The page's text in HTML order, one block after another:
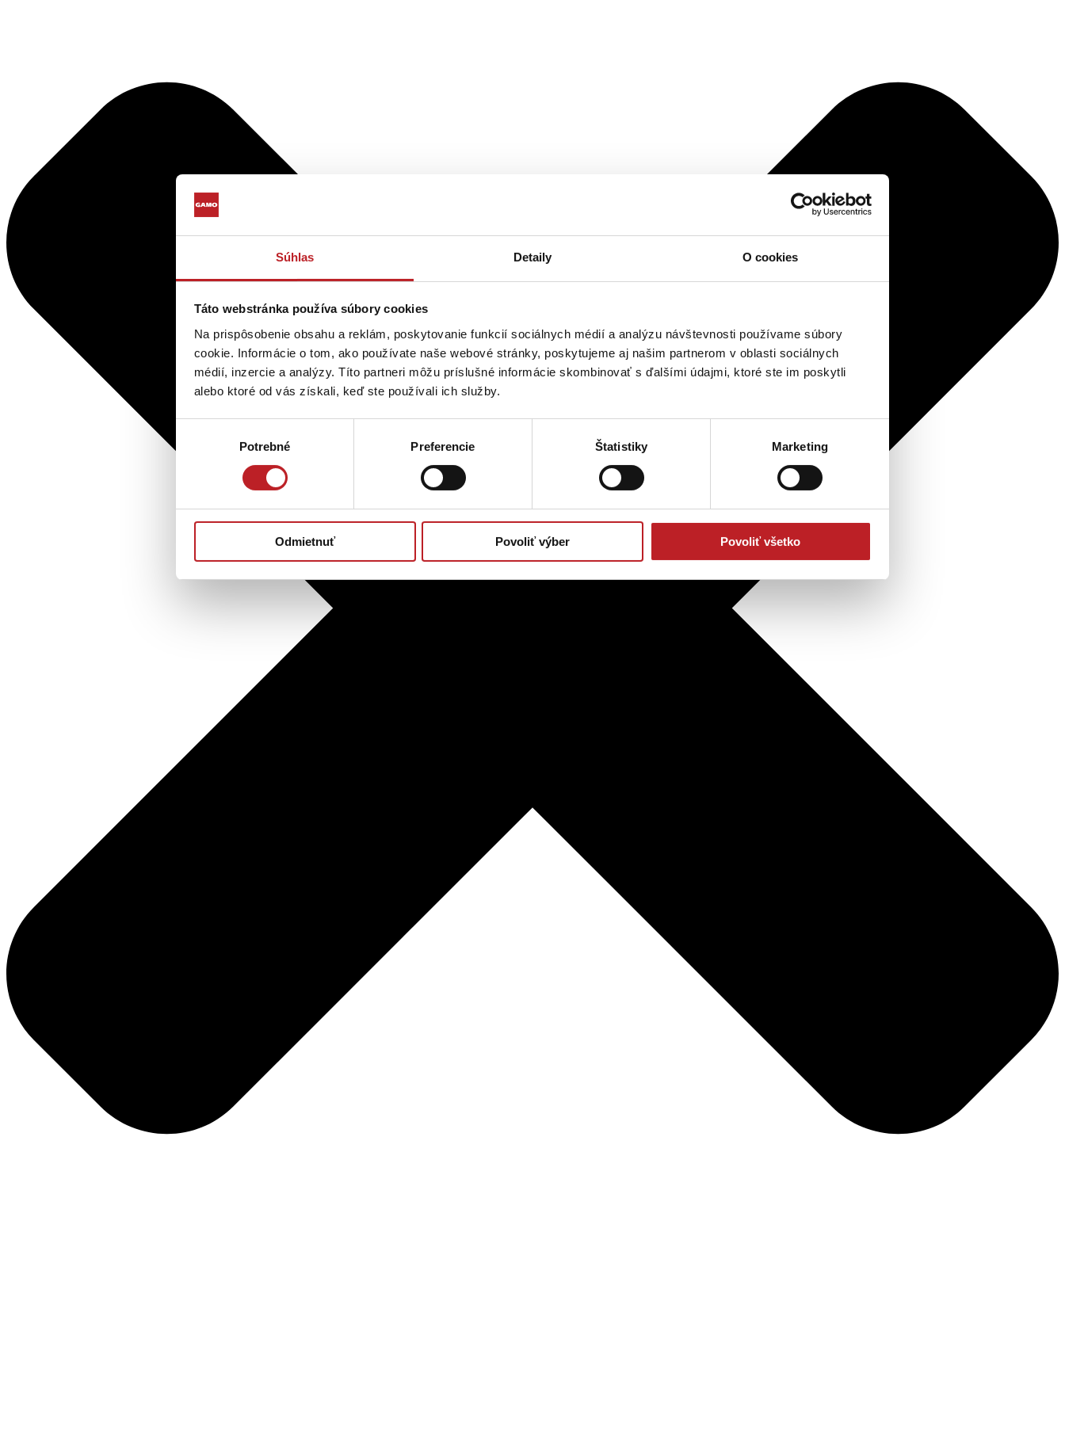
Súhlas Detaily O cookies
Táto webstránka používa súbory cookies
Na prispôsobenie obsahu a reklám, poskytovanie funkcií sociálnych médií a analýzu návštevnosti používame súbory
cookie. Informácie o tom, ako používate naše webové stránky, poskytujeme aj našim partnerom v oblasti sociálnych
médií, inzercie a analýzy. Títo partneri môžu príslušné informácie skombinovať s ďalšími údajmi, ktoré ste im poskytli
alebo ktoré od vás získali, keď ste používali ich služby.
Potrebné Preferencie Štatistiky Marketing
Odmietnuť Povoliť výber Povoliť všetko